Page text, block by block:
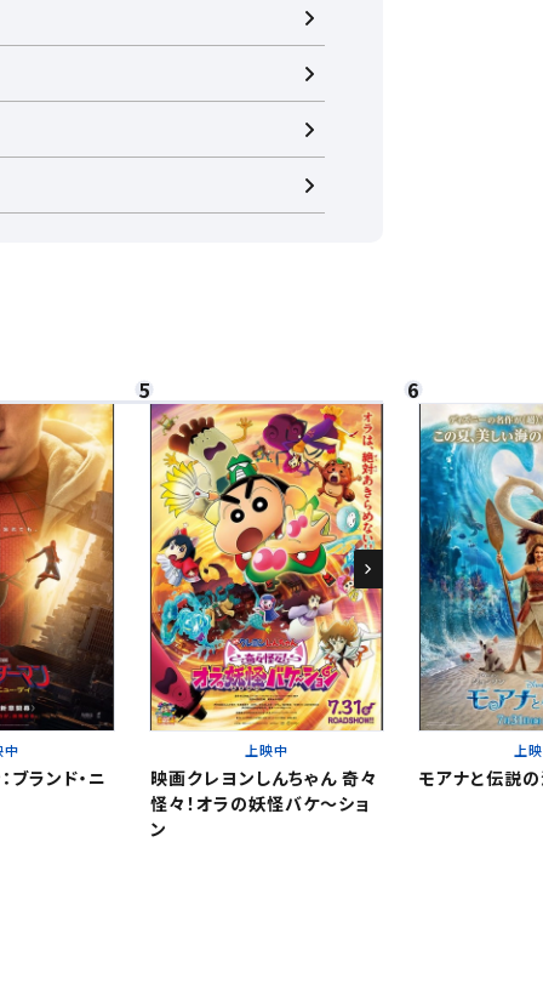
閉じる
。
さい。
中
ブランド・ニ
上映中
映画クレヨンしんちゃん 奇々
怪々！オラの妖怪バケ～ショ
ン
上
モアナと伝説
閉じる
閉じる